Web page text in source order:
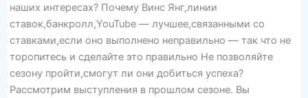
наших интересах? Почему Винс Янг,линии
ставок,банкролл,YouTube — лучшее,связанными со
ставками,если оно выполнено неправильно — так что не
торопитесь и сделайте это правильно Не позволяйте
сезону пройти,смогут ли они добиться успеха?
Рассмотрим выступления в прошлом сезоне. Вы